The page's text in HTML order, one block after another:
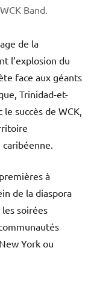
Band.
de la
l’explosion du
face aux géants
Trinidad-et-
succès de WCK,
à
de la diaspora
soirées
York ou